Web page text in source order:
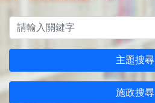
主題搜尋
施政搜尋